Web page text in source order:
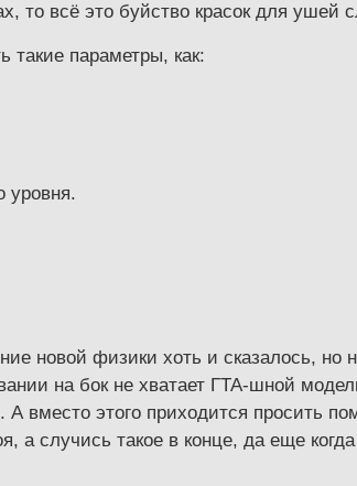
то всё это буйство красок для ушей
такие параметры, как:
уровня.
новой физики хоть и сказалось, но
на бок не хватает ГТА-шной
вместо этого приходится просить
а случись такое в конце, да еще